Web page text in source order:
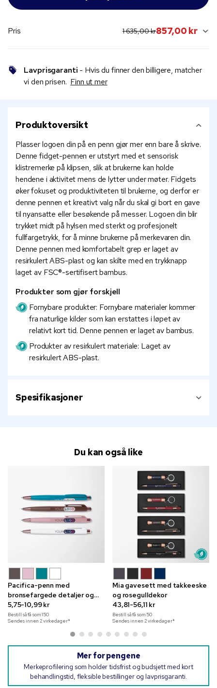
Pris original price:
1 635,00 krcurrent sale price:
857,00 kr
Lavprisgaranti - Hvis du finner den billigere, matcher
vi den prisen. Finn ut mer
Produktoversikt
Plasser logoen din på en penn gjør mer enn bare å skrive.
Denne fidget-pennen er utstyrt med et sensorisk
klistremerke på klipsen, slik at brukerne kan holde
hendene i aktivitet mens de lytter under møter. Fidgets
øker fokuset og produktiviteten til brukerne, og derfor er
denne pennen et kreativt valg når du skal gi bort en gave
til nyansatte eller besøkende på messer. Logoen din blir
trykket midt på hylsen med sterkt og profesjonelt
fullfargetrykk, for å minne brukerne på merkevaren din.
Denne pennen med komfortabelt grep er laget av
resirkulert ABS-plast og kan skilte med en trykknapp
laget av FSC®-sertifisert bambus.
Produkter som gjør forskjell
Fornybare produkter: Fornybare materialer kommer
fra naturlige kilder som kan erstattes i løpet av
relativt kort tid. Denne pennen er laget av bambus.
Produkter av resirkulert materiale: Laget av
resirkulert ABS-plast.
Spesifikasjoner
Du kan også like
Pacifica-penn med
bronsefargede detaljer og
fullfargetrykk
5,75-10,99 kr
Bestill så få som150
Sendes innen 2 virkedager*
Mia gavesett med takkeeske
og rosegulldekor
43,81-56,11 kr
Bestill så få som 50
Sendes innen 2 virkedager*
Mer for pengene
Merkeprofilering som holder tidsfrist og budsjett med kort
behandlingstid, fleksible bestillinger og lavprisgaranti.